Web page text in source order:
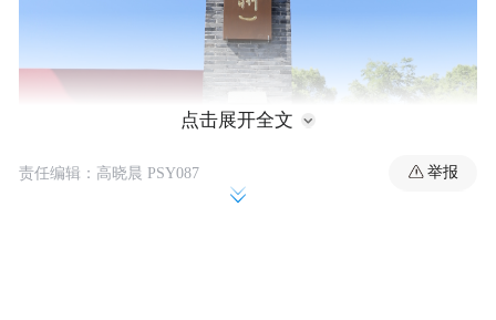
点击展开全文
责任编辑：高晓晨 PSY087 举报